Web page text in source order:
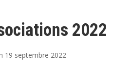
2022
19 septembre 2022